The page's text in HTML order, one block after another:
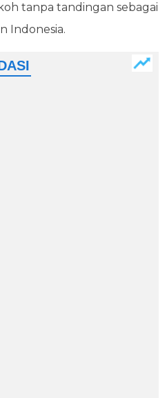
tanpa tandingan sebagai
Indonesia.